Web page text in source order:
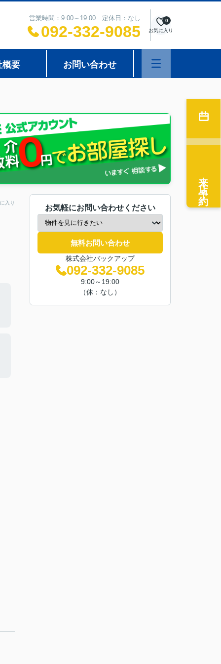
営業時間：9:00～19:00 定休日：なし
092-332-9085 お気に入り
0
概要 お問い合わせ
入り
お気軽にお問い合わせください
無料お問い合わせ
株式会社バックアップ
092-332-9085
9:00～19:00
（休：なし）
来店予約